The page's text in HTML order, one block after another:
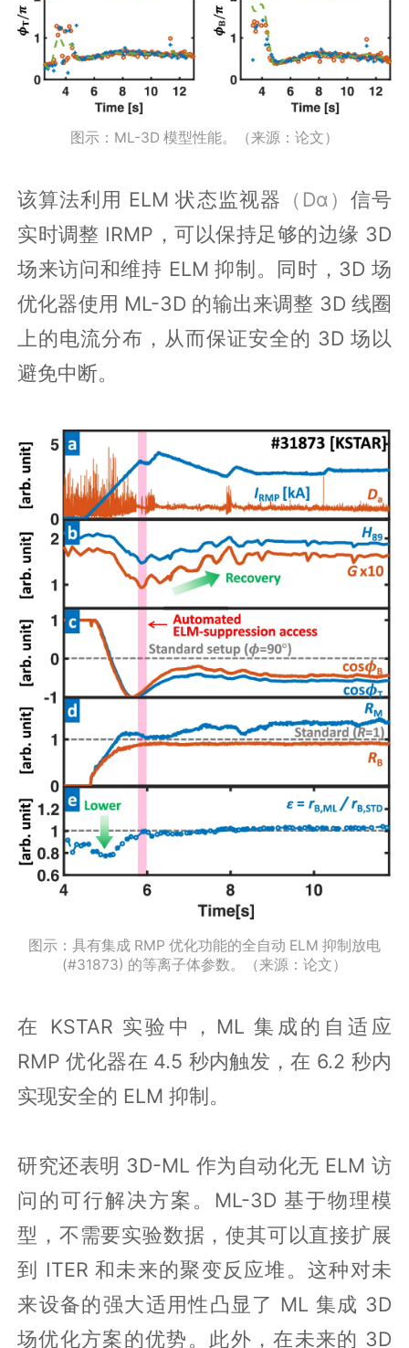
图示：ML-3D 模型性能。（来源：论文）
该算法利用 ELM 状态监视器 （Dα） 信号
实时调整 IRMP，可以保持足够的边缘 3D
场来访问和维持 ELM 抑制。同时，3D 场
优化器使用 ML-3D 的输出来调整 3D 线圈
上的电流分布，从而保证安全的 3D 场以
避免中断。
图示：具有集成 RMP 优化功能的全自动 ELM 抑制放电
(#31873) 的等离子体参数。（来源：论文）
在 KSTAR 实验中，ML 集成的自适应
RMP 优化器在 4.5 秒内触发，在 6.2 秒内
实现安全的 ELM 抑制。
研究还表明 3D-ML 作为自动化无 ELM 访
问的可行解决方案。ML-3D 基于物理模
型，不需要实验数据，使其可以直接扩展
到 ITER 和未来的聚变反应堆。这种对未
来设备的强大适用性凸显了 ML 集成 3D
场优化方案的优势。此外，在未来的 3D